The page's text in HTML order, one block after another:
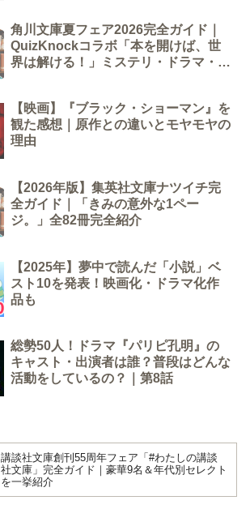
角川文庫夏フェア2026完全ガイド｜
QuizKnockコラボ「本を開けば、世
界は解ける！」ミステリ・ドラマ・ベ
【映画】『ブラック・ショーマン』を
観た感想｜原作との違いとモヤモヤの
理由
【2026年版】集英社文庫ナツイチ完
全ガイド｜「きみの意外な1ペー
ジ。」全82冊完全紹介
【2025年】夢中で読んだ「小説」ベ
スト10を発表！映画化・ドラマ化作
品も
総勢50人！ドラマ『パリピ孔明』の
キャスト・出演者は誰？普段はどんな
活動をしているの？｜第8話
講談社文庫創刊55周年フェア「#わたしの講談
社文庫」完全ガイド｜豪華9名＆年代別セレクト
を一挙紹介